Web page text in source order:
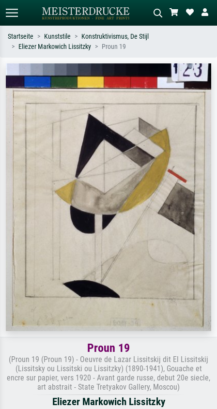
oder Stilen – z.B. Monet,
Sternennacht, Impressionismus, Welle
Hokusai, Akt.
Beschreiben Sie die Szene – z.B. Grüne
Wiese, Abstrakt mit viel Rot, Dunkles
Ölgemälde, Stehender Akt neben einem
Startseite Kunststile
Konstruktivismus, De Stijl
Eliezer Markowich Lissitzky
Proun 19
Proun 19
(Proun 19 (Proun 19) - Oeuvre de Lazar Lissitskij dit El Lissitskij
(Lissitsky ou Lissitski ou Lissitzky) (1890-1941), Gouache et
encre sur papier, vers 1920 - Avant garde russe, debut 20e siecle,
art abstrait - State Tretyakov Gallery, Moscou)
Eliezer Markowich Lissitzky